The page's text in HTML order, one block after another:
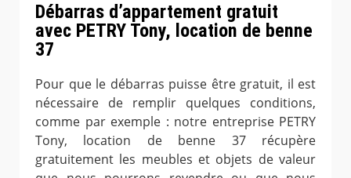
Débarras d’appartement gratuit
avec PETRY Tony, location de benne
37
Pour que le débarras puisse être gratuit, il est
nécessaire de remplir quelques conditions,
comme par exemple : notre entreprise PETRY
Tony, location de benne 37 récupère
gratuitement les meubles et objets de valeur